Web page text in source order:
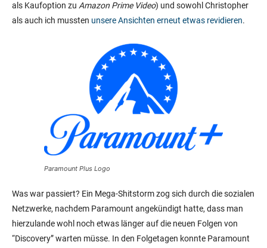
als Kaufoption zu Amazon Prime Video) und sowohl Christopher
als auch ich mussten unsere Ansichten erneut etwas revidieren.
Paramount Plus Logo
Was war passiert? Ein Mega-Shitstorm zog sich durch die sozialen
Netzwerke, nachdem Paramount angekündigt hatte, dass man
hierzulande wohl noch etwas länger auf die neuen Folgen von
“Discovery” warten müsse. In den Folgetagen konnte Paramount